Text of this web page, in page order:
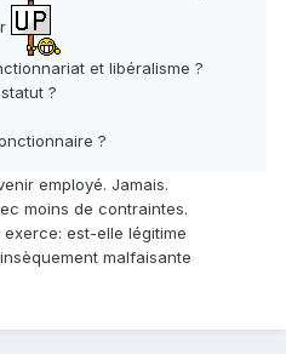
et libéralisme ?
?
?
employé. Jamais.
moins de contraintes.
est-elle légitime
malfaisante